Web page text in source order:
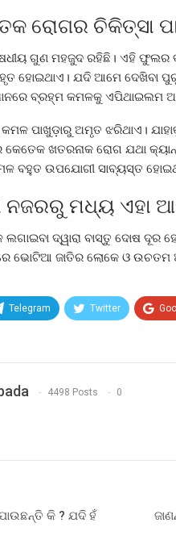
ରୋଗର ଚିକିତ୍ସା
ଗୁଣ ମହଜୁଦ ରହିଛି। ଏହି ଫୁଲର
ହୋଇଥାଏ। ଯଦି ଆମେ ଦେଖିବା
ବ୍ରହ୍ମ କମଳକୁ ଏପିଥାଇଲମ
ପାଖୁଡ଼ାରୁ ଅମୃତ ଝରିଥାଏ।
ଖତରନାକ ରୋଗ ଯଥା
ବହୁତ ଉପଯୋଗୀ ସାବ୍ୟସ୍ତ
ନଜରରୁ ମଧ୍ୟ ଏହା
ଦ୍ୱାରା ବାସ୍ତୁ ଦୋଷ ଦୂର
ଭୋଟିଆ ଜାତିର ଲୋକେ ଓ ଉଚତମ
Telegram Twitter
4498 Posts 0
କି ? ଯଦି ହଁ